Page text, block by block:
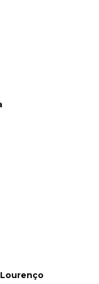
Lourenço